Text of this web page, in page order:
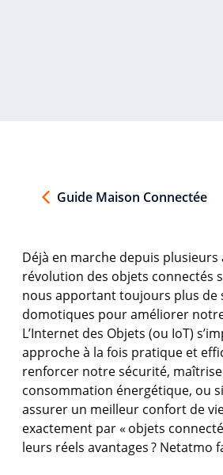
Guide Maison Connectée
Déjà en marche depuis plusieurs
révolution des objets connectés
nous apportanttoujours plus de
domotiques pouraméliorer
L’Internet des Objets (ou IoT)
approcheà la fois pratique et
renforcer notresécurité,
consommation énergétique, ou
assurer un meilleur confort de
exactement par « objets
leurs réels avantages? Netatmo